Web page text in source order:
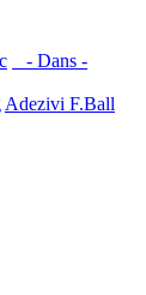
- Dans -
Adezivi F.Ball